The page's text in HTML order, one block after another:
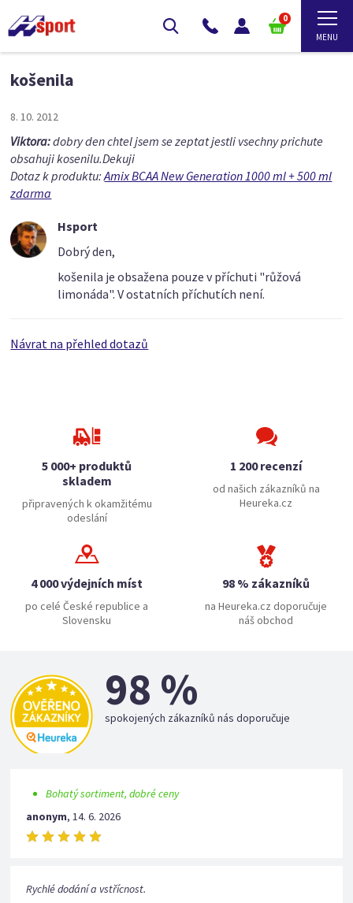
0
košenila
8. 10. 2012
Viktora:dobry den chtel jsem se zeptat jestli vsechny prichute
obsahuji kosenilu.Dekuji
Dotaz k produktu:Amix BCAA New Generation 1000 ml + 500 ml
zdarma
Hsport
Dobrý den,
košenila je obsažena pouze v příchuti "růžová
limonáda". V ostatních příchutích není.
Návrat na přehled dotazů
5 000+ produktů
skladem
připravených k okamžitému
odeslání
1 200 recenzí
od našich zákazníků na
Heureka.cz
4 000 výdejních míst
po celé České republice a
Slovensku
98 % zákazníků
na Heureka.cz doporučuje
náš obchod
98 %
spokojených zákazníků nás doporučuje
Bohatý sortiment, dobré ceny
anonym,14. 6. 2026
Rychlé dodání a vstřícnost.